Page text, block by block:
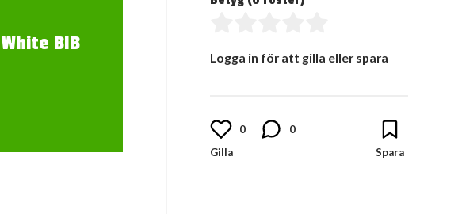
BIB
Logga in för att gilla eller spara
0 0